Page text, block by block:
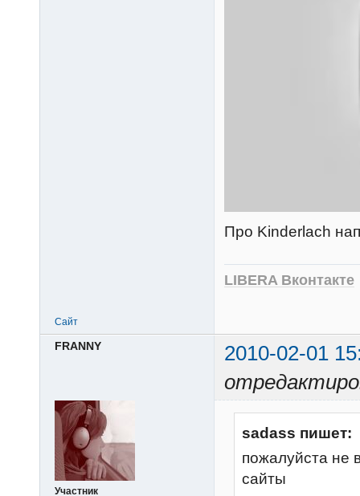
Про Kinderlach
LIBERA Вконтакте
Сайт
FRANNY
2010-02-01
Участник
sadass пишет:
пожалуйста не
сайты